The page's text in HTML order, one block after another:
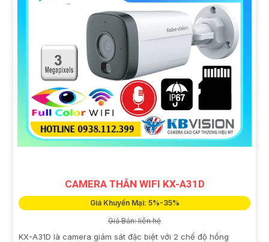
CAMERA THÂN WIFI KX-A31D
Giá Khuyến Mại: 5%-35%
Giá Bán: liên hệ
KX-A31D là camera giám sát đặc biệt với 2 chế độ hồng